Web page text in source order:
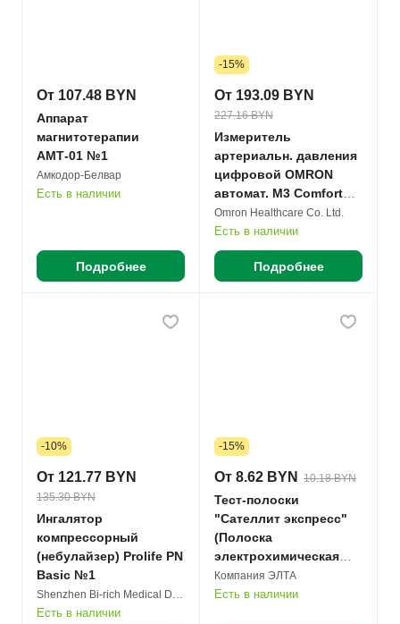
От 107.48 BYN
Аппарат
магнитотерапии
АМТ-01 №1
Амкодор-Белвар
Есть в наличии
Подробнее
-15%
От 193.09 BYN
227.16 BYN
Измеритель
артериальн. давления
цифровой OMRON
автомат. M3 Comfort
(HEM 7155-ALRU) №1
Omron Healthcare Co. Ltd.
Есть в наличии
Подробнее
-10%
От 121.77 BYN
135.30 BYN
Ингалятор
компрессорный
(небулайзер) Prolife PN
Basic №1
Shenzhen Bi-rich Medical Devices Co. Ltd.
Есть в наличии
-15%
От 8.62 BYN 10.18 BYN
Тест-полоски
"Сателлит экспресс"
(Полоска
электрохимическая
однократного
применения ПКГ-03)
Компания ЭЛТА
Есть в наличии